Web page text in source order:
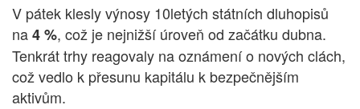
V pátek klesly výnosy 10letých státních dluhopisů
na4 %, což je nejnižší úroveň od začátku dubna.
Tenkrát trhy reagovaly na oznámení o nových clách,
což vedlo k přesunu kapitálu k bezpečnějším
aktivům.